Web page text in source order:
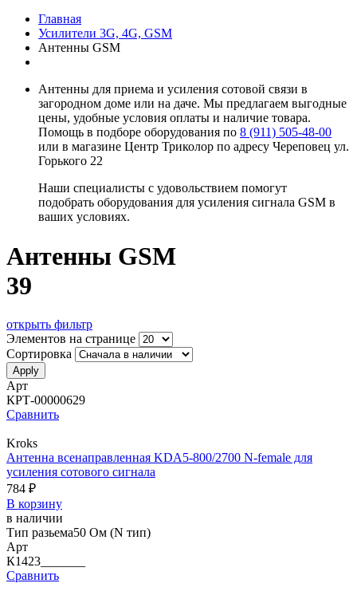
Главная
Усилители 3G, 4G, GSM
Антенны GSM
Антенны для приема и усиления сотовой связи в
загородном доме или на даче. Мы предлагаем выгодные
цены, удобные условия оплаты и наличие товара.
Помощь в подборе оборудования по 8 (911) 505-48-00
или в магазине Центр Триколор по адресу Череповец ул.
Горького 22
Наши специалисты с удовольствием помогут
подобрать оборудования для усиления сигнала GSM в
ваших условиях.
Антенны GSM
39
Подрубрики
каталога
открыть фильтр
Элементов на странице
Сортировка
Арт
КРТ-00000629
Сравнить
Kroks
Антенна всенаправленная KDA5-800/2700 N-female для
усиления сотового сигнала
784 ₽
В корзину
в наличии
Тип разьема50 Ом (N тип)
Арт
К1423_______
Сравнить